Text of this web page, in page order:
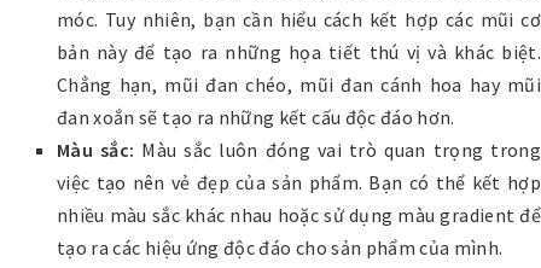
móc. Tuy nhiên, bạn cần hiểu cách kết hợp các mũi cơ
bản này để tạo ra những họa tiết thú vị và khác biệt.
Chẳng hạn, mũi đan chéo, mũi đan cánh hoa hay mũi
đan xoắn sẽ tạo ra những kết cấu độc đáo hơn.
Màu sắc: Màu sắc luôn đóng vai trò quan trọng trong
việc tạo nên vẻ đẹp của sản phẩm. Bạn có thể kết hợp
nhiều màu sắc khác nhau hoặc sử dụng màu gradient để
tạo ra các hiệu ứng độc đáo cho sản phẩm của mình.